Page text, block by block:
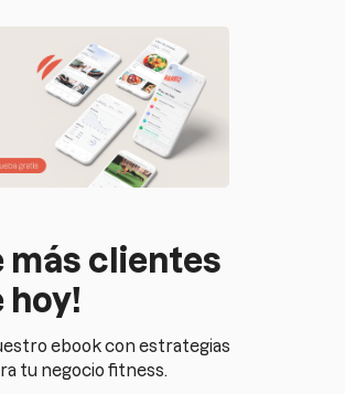
más clientes
hoy!
ebook con estrategias
tu negocio fitness.